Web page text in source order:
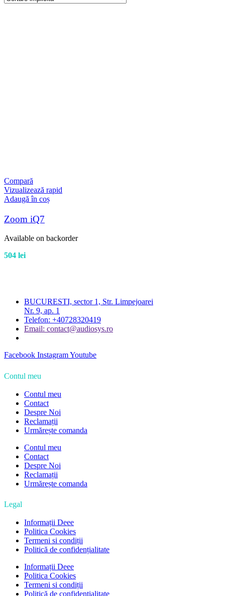
Compară
Vizualizează rapid
Adaugă în coș
Zoom iQ7
Available on backorder
504 lei
BUCURESTI, sector 1, Str. Limpejoarei
Nr. 9, ap. 1
Telefon: +40728320419
Email: contact@audiosys.ro
Facebook InstagramYoutube
Contul meu
Contul meu
Contact
Despre Noi
Reclamații
Urmărește comanda
Contul meu
Contact
Despre Noi
Reclamații
Urmărește comanda
Legal
Informații Deee
Politica Cookies
Termeni si condiții
Politică de confidențialitate
Informații Deee
Politica Cookies
Termeni si condiții
Politică de confidențialitate